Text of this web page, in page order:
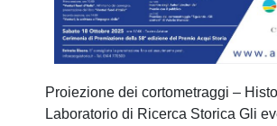
Proiezione dei cortometraggi –
Laboratorio di Ricerca Storica Gli